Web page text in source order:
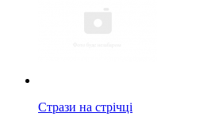
Стрази на стрічці